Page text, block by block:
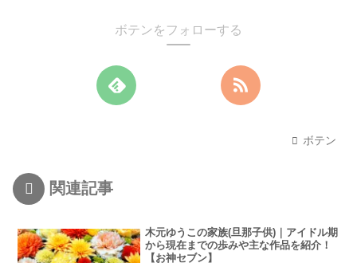
ボテンをフォローする
ボテン
関連記事
木元ゆうこの家族(旦那子供)｜アイドル期
から現在までの歩みや主な作品を紹介！
【お神セブン】